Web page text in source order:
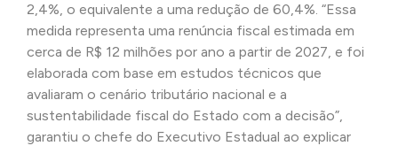
2,4%, o equivalente a uma redução de 60,4%. “Essa
medida representa uma renúncia fiscal estimada em
cerca de R$ 12 milhões por ano a partir de 2027, e foi
elaborada com base em estudos técnicos que
avaliaram o cenário tributário nacional e a
sustentabilidade fiscal do Estado com a decisão”,
garantiu o chefe do Executivo Estadual ao explicar